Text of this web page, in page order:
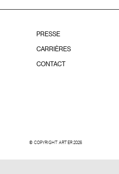
PRESSE
CARRIÈRES
CONTACT
© COPYRIGHT ARTER 2026